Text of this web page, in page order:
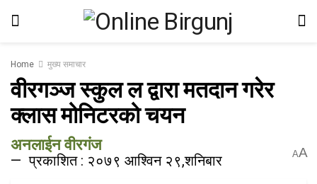
Home मुख्य समाचार
वीरगञ्ज स्कुल ल द्वारा मतदान गरेर
क्लास मोनिटरको चयन
अनलाईन वीरगंज
प्रकाशित : २०७९ आश्विन २९,शनिबार AA